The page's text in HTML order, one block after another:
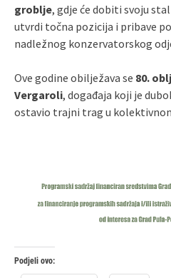
groblje, gdje će dobiti svoju
utvrdi točna pozicija i pribave
nadležnog konzervatorskog
Ove godine obilježava se 80.
Vergaroli, događaja koji je
ostavio trajni trag u
Podjeli ovo: